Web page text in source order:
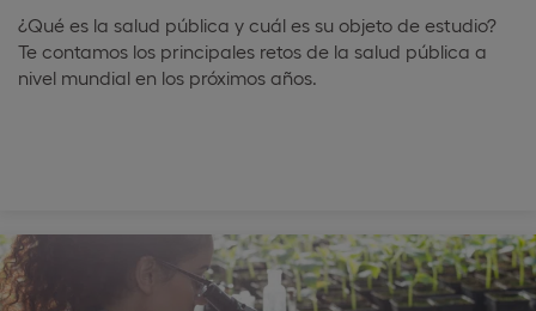
¿Qué es la salud pública y cuál es su objeto de estudio?
Te contamos los principales retos de la salud pública a
nivel mundial en los próximos años.